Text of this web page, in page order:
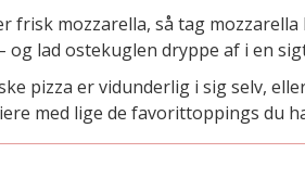
frisk mozzarella, så tag
og lad ostekuglen dryppe af i en
pizza er vidunderlig i sig selv,
med lige de favorittoppings du